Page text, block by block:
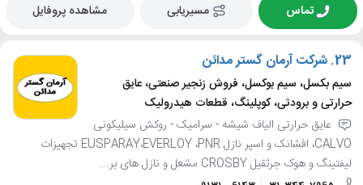
تماس مسیریابی مشاهده پروفایل
23. شرکت آرمان گستر مدائن
سیم بکسل، سیم بوکسل، فروش زنجیر صنعتی، عایق
حرارتی و برودتی، کوپلینگ، قطعات هیدرولیک
عایق حرارتی الیاف شیشه - سرامیک - روکش سیلیکونی
CALVO، افشانک و اسپر نازل EUSPARAY،EVERLOY ،PNR تجهیزات
لیفتینگ و هوک جرثقیل CROSBY مشعل و نازل های بر...